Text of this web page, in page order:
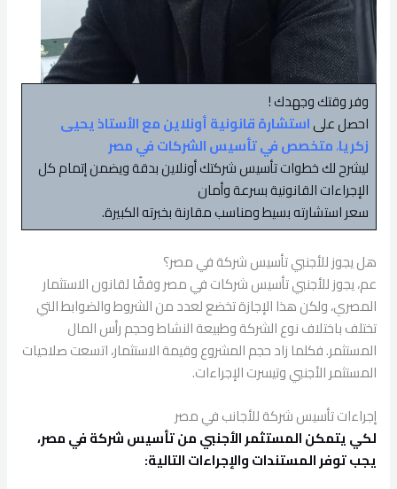
وفر وقتك وجهدك !
احصل علىاستشارة قانونية أونلاين مع الأستاذ يحيى
زكريا،متخصص في تأسيس الشركات في مصر
ليشرح لك خطوات تأسيس شركتك أونلاين بدقة ويضمن إتمام كل
الإجراءات القانونية بسرعة وأمان
سعر استشارته بسيط ومناسب مقارنة بخبرته الكبيرة.
هل يجوز للأجنبي تأسيس شركة في مصر؟
عم، يجوز للأجنبي تأسيس شركات في مصر وفقًا لقانون الاستثمار
المصري، ولكن هذا الإجازة تخضع لعدد من الشروط والضوابط التي
تختلف باختلاف نوع الشركة وطبيعة النشاط وحجم رأس المال
المستثمر. فكلما زاد حجم المشروع وقيمة الاستثمار، اتسعت صلاحيات
المستثمر الأجنبي وتيسرت الإجراءات.
إجراءات تأسيس شركة للأجانب في مصر
لكي يتمكن المستثمر الأجنبي من تأسيس شركة في مصر،
يجب توفر المستندات والإجراءات التالية: